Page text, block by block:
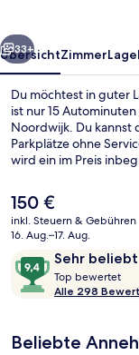
Weiter
33+
ÜbersichtZimmerLage
Du möchtest in guter
ist nur 15
Noordwijk. Du kannst
Parkplätze ohne
wird ein im Preis
mit Kühlschränken
mögen das
Lage.
Der
aktuelle
Preis
150 €.
150 €
inkl. Steuern & Gebühren
16. Aug.–17. Aug.
Bewertungen
Sehr beliebt
9,4
von
10,
beliebt
Top bewertet
o
b
Alle 298
Beliebte